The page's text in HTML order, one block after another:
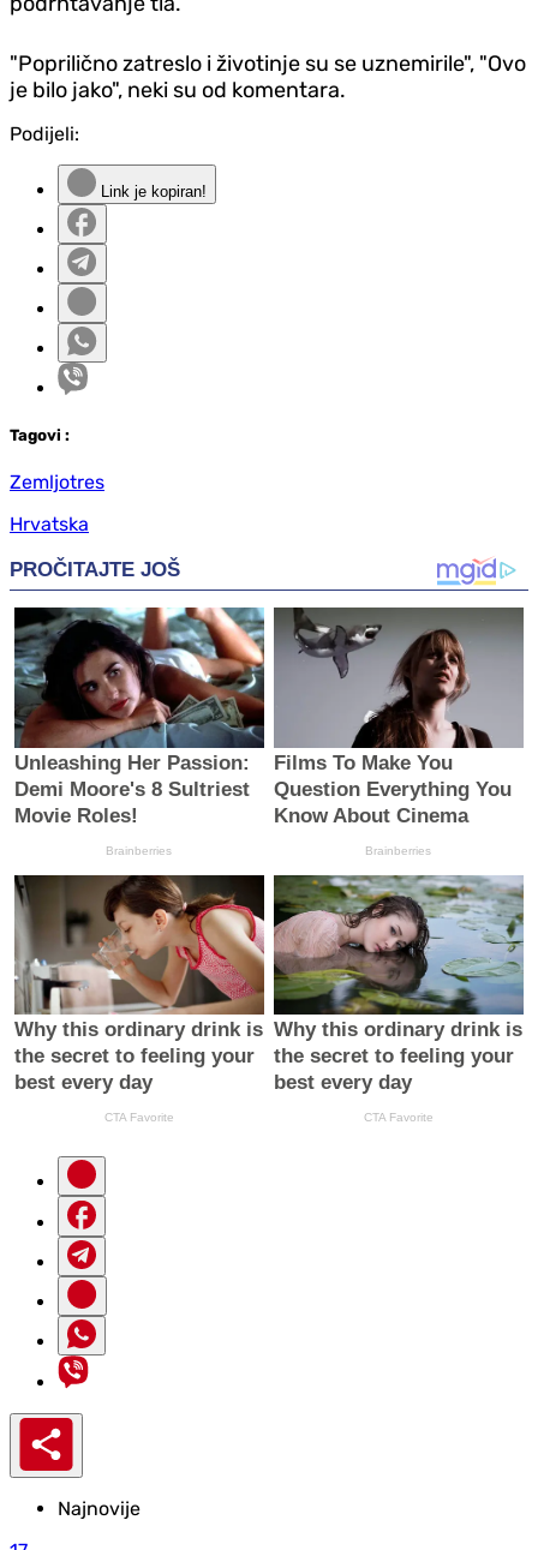
"Poprilično zatreslo i životinje su se uznemirile", "Ovo
je bilo jako", neki su od komentara.
Podijeli:
Link je kopiran!
Tagovi :
Zemljotres
Hrvatska
Najnovije